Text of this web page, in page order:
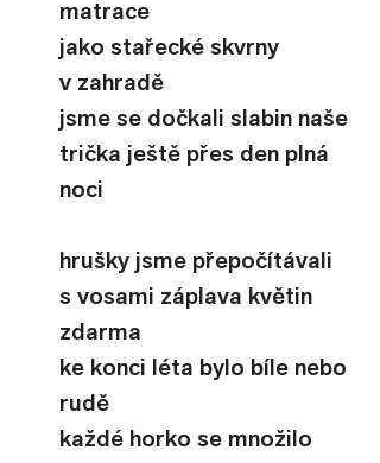
matrace
jako stařecké skvrny
v zahradě
jsme se dočkali slabin naše
trička ještě přes den plná
noci
hrušky jsme přepočítávali
s vosami záplava květin
zdarma
ke konci léta bylo bíle nebo
rudě
každé horko se množilo